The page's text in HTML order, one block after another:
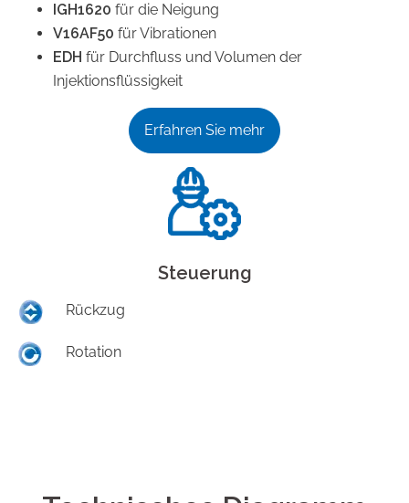
IGH1620 für die Neigung
V16AF50 für Vibrationen
EDH für Durchfluss und Volumen der
Injektionsflüssigkeit
Erfahren Sie mehr
Steuerung
Rückzug
Rotation